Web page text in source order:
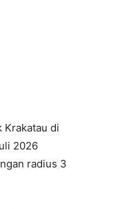
Krakatau di
2026
radius 3